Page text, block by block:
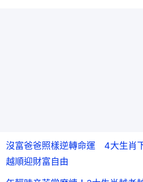
沒富爸爸照樣逆轉命運 4大生肖
越順迎財富自由